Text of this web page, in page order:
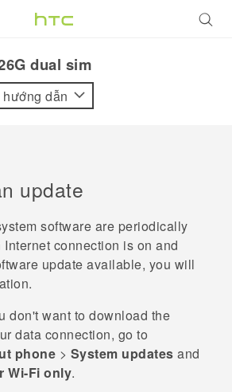
dual sim‎
dẫn
update
software are periodically
connection is on and
update available, you will
don't want to download the
data connection, go to
phone > System updates and
Wi-Fi only.